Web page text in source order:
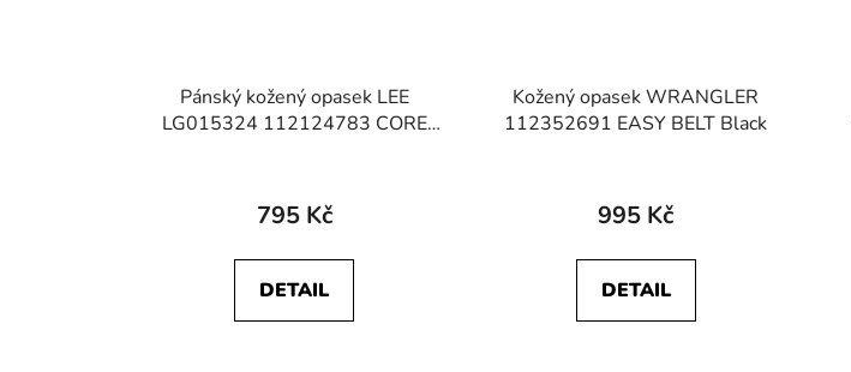
Pánský kožený opasek LEE
LG015324 112124783 CORE
795 Kč
DETAIL
Kožený opasek WRANGLER
112352691 EASY BELT Black
995 Kč
DETAIL